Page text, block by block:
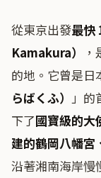
從東京出發最快
Kamakura）
的地。它曾是日
らばくふ） 」
下了國寶級的大
建的鶴岡八幡宮
沿著湘南海岸慢